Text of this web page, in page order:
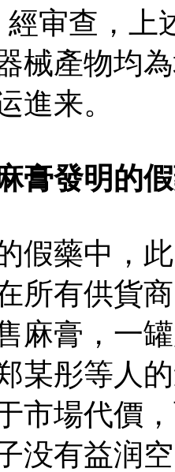
經审查，上
械產物均
進来。
膏發明的
假藥中，
所有供貨
麻膏，一
某彤等人
市場代價
没有益润